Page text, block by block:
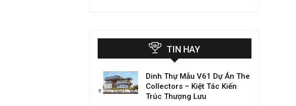
TIN HAY
Dinh Thự Mẫu V61 Dự Án The
Collectors – Kiệt Tác Kiến
Trúc Thượng Lưu